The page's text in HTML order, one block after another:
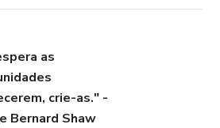
as
crie-as." -
Bernard Shaw